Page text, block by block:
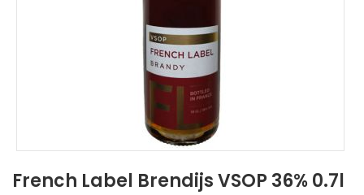
French Label Brendijs VSOP 36% 0.7l